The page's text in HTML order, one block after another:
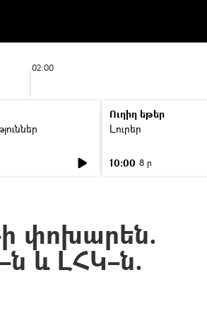
02:00
Ուղիղ եթեր
Լուրեր
10:00 8 ր
փոխարեն.
և ԼՀԿ–ն.